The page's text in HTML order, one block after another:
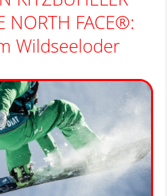
NORTH FACE®:
Wildseeloder